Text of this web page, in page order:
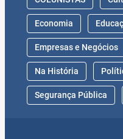
Economia
Empresas e Negócios
Na História
Segurança Pública